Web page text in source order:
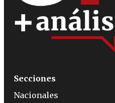
Secciones
Nacionales